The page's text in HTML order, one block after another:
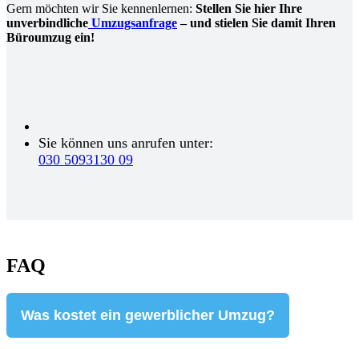
Gern möchten wir Sie kennenlernen: Stellen Sie hier Ihre
unverbindliche Umzugsanfrage– und stielen Sie damit Ihren
Büroumzug ein!
Sie können uns anrufen unter:
030 5093130 09
FAQ
Was kostet ein gewerblicher Umzug?